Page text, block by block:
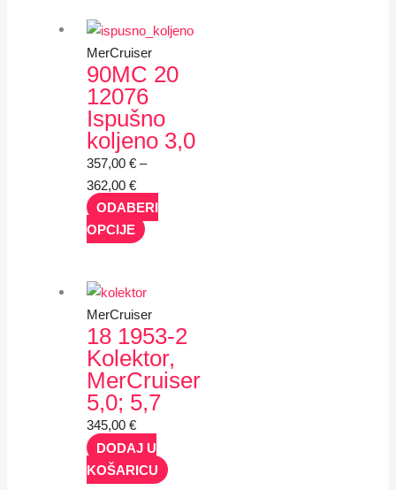
MerCruiser
90MC 20
12076
Ispušno
koljeno 3,0
357,00€ –
362,00€
ODABERI
OPCIJE
MerCruiser
18 1953-2
Kolektor,
MerCruiser
5,0; 5,7
345,00€
DODAJ U
KOŠARICU